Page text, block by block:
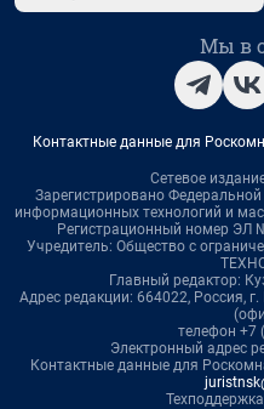
Мы в
Контактные данные для
Сетевое
Зарегистрировано
информационных технологий и
Регистрационный номер ЭЛ
Учредитель: Общество с
Главный редактор:
Адрес редакции: 664022, Россия,
телефон +7
Электронный адрес
Контактные данные для